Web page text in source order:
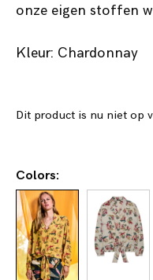
onze eigen stoffen
Kleur: Chardonnay
Dit product is nu niet op
Colors: